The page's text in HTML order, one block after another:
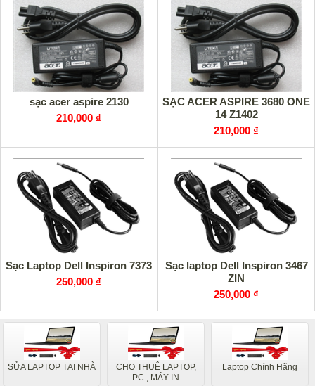
sạc acer aspire 2130
210,000 ₫
SẠC ACER ASPIRE 3680 ONE
14 Z1402
210,000 ₫
Sạc Laptop Dell Inspiron 7373
250,000 ₫
Sạc laptop Dell Inspiron 3467
ZIN
250,000 ₫
SỬA LAPTOP TẠI NHÀ
CHO THUÊ LAPTOP,
PC , MÁY IN
Laptop Chính Hãng